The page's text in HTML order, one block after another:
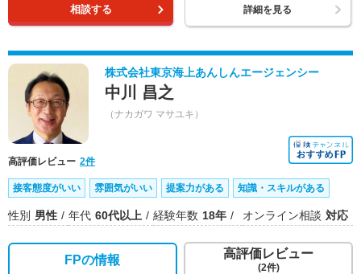
相談する 詳細を見る
株式会社東京海上あんしんエージェンシー
中川 昌之
（ナカガワ マサユキ）
高評価レビュー 2件
接客態度がいい 雰囲気がいい 提案力がある 知識・スキルがある
性別 男性 年代 60代以上 経験年数 18年 オンライン相談 対応
FPの情報 高評価レビュー
(2件)